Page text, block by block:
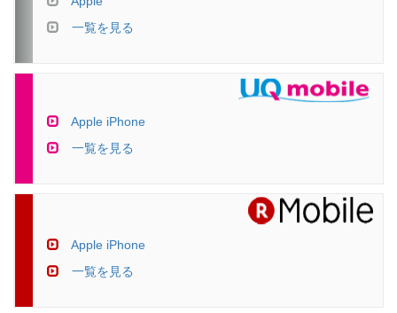
一覧を見る
Apple iPhone
一覧を見る
Apple iPhone
一覧を見る